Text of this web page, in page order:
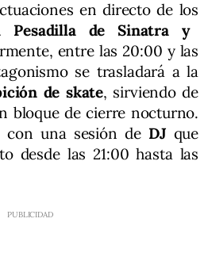
en directo de los
Pesadilla de Sinatra y
entre las 20:00 y las
se trasladará a la
de skate, sirviendo de
bloque de cierre nocturno.
con una sesión de DJ que
desde las 21:00 hasta las